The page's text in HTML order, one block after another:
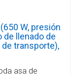
W, presión
de llenado de
de transporte),
asa de